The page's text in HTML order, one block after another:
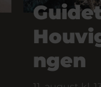
ngen